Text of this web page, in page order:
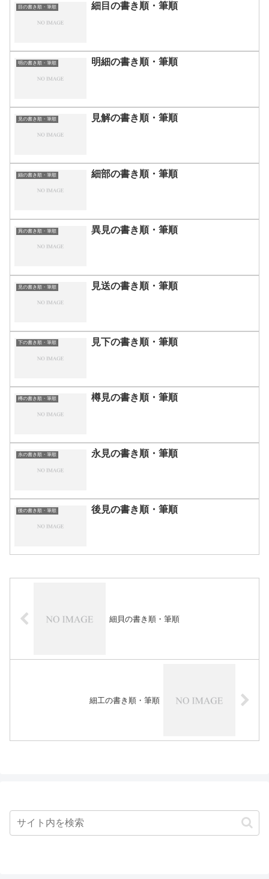
目の書き順・筆順 細目の書き順・筆順
明の書き順・筆順 明細の書き順・筆順
見の書き順・筆順 見解の書き順・筆順
細の書き順・筆順 細部の書き順・筆順
異の書き順・筆順 異見の書き順・筆順
見の書き順・筆順 見送の書き順・筆順
下の書き順・筆順 見下の書き順・筆順
樽の書き順・筆順 樽見の書き順・筆順
永の書き順・筆順 永見の書き順・筆順
後の書き順・筆順 後見の書き順・筆順
細貝の書き順・筆順
細工の書き順・筆順